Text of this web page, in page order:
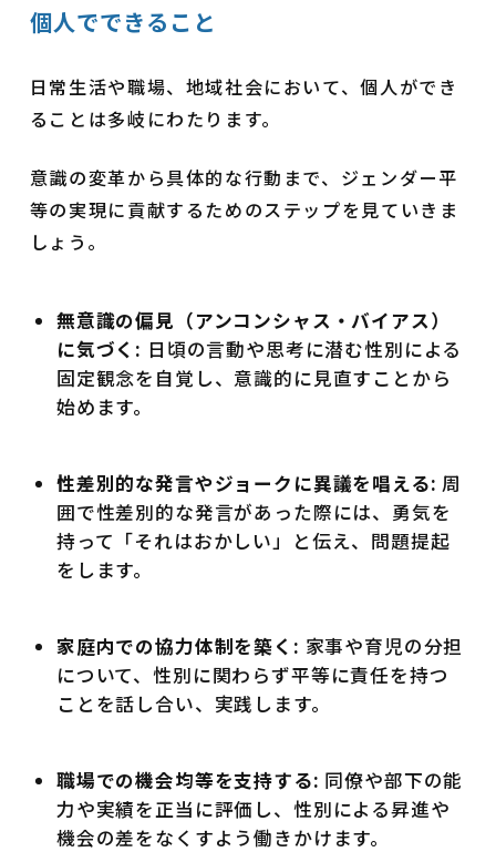
個人でできること
日常生活や職場、地域社会において、個人ができ
ることは多岐にわたります。
意識の変革から具体的な行動まで、ジェンダー平
等の実現に貢献するためのステップを見ていきま
しょう。
無意識の偏見（アンコンシャス・バイアス）
に気づく: 日頃の言動や思考に潜む性別による
固定観念を自覚し、意識的に見直すことから
始めます。
性差別的な発言やジョークに異議を唱える: 周
囲で性差別的な発言があった際には、勇気を
持って「それはおかしい」と伝え、問題提起
をします。
家庭内での協力体制を築く: 家事や育児の分担
について、性別に関わらず平等に責任を持つ
ことを話し合い、実践します。
職場での機会均等を支持する: 同僚や部下の能
力や実績を正当に評価し、性別による昇進や
機会の差をなくすよう働きかけます。